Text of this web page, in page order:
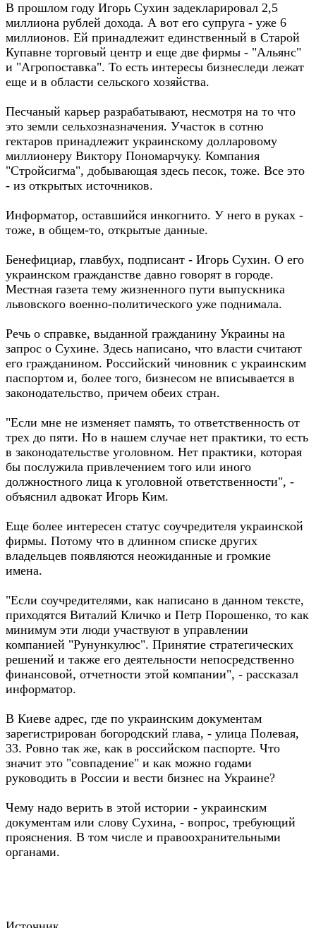
В прошлом году Игорь Сухин задекларировал 2,5
миллиона рублей дохода. А вот его супруга - уже 6
миллионов. Ей принадлежит единственный в Старой
Купавне торговый центр и еще две фирмы - "Альянс"
и "Агропоставка". То есть интересы бизнеследи лежат
еще и в области сельского хозяйства.
Песчаный карьер разрабатывают, несмотря на то что
это земли сельхозназначения. Участок в сотню
гектаров принадлежит украинскому долларовому
миллионеру Виктору Пономарчуку. Компания
"Стройсигма", добывающая здесь песок, тоже. Все это
- из открытых источников.
Информатор, оставшийся инкогнито. У него в руках -
тоже, в общем-то, открытые данные.
Бенефициар, главбух, подписант - Игорь Сухин. О его
украинском гражданстве давно говорят в городе.
Местная газета тему жизненного пути выпускника
львовского военно-политического уже поднимала.
Речь о справке, выданной гражданину Украины на
запрос о Сухине. Здесь написано, что власти считают
его гражданином. Российский чиновник с украинским
паспортом и, более того, бизнесом не вписывается в
законодательство, причем обеих стран.
"Если мне не изменяет память, то ответственность от
трех до пяти. Но в нашем случае нет практики, то есть
в законодательстве уголовном. Нет практики, которая
бы послужила привлечением того или иного
должностного лица к уголовной ответственности", -
объяснил адвокат Игорь Ким.
Еще более интересен статус соучредителя украинской
фирмы. Потому что в длинном списке других
владельцев появляются неожиданные и громкие
имена.
"Если соучредителями, как написано в данном тексте,
приходятся Виталий Кличко и Петр Порошенко, то как
минимум эти люди участвуют в управлении
компанией "Рунункулюс". Принятие стратегических
решений и также его деятельности непосредственно
финансовой, отчетности этой компании", - рассказал
информатор.
В Киеве адрес, где по украинским документам
зарегистрирован богородский глава, - улица Полевая,
33. Ровно так же, как в российском паспорте. Что
значит это "совпадение" и как можно годами
руководить в России и вести бизнес на Украине?
Чему надо верить в этой истории - украинским
документам или слову Сухина, - вопрос, требующий
прояснения. В том числе и правоохранительными
органами.